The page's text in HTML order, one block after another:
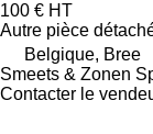
100 € HT
Autre pièce
Belgique, Bree
Smeets & Zonen
Contacter le